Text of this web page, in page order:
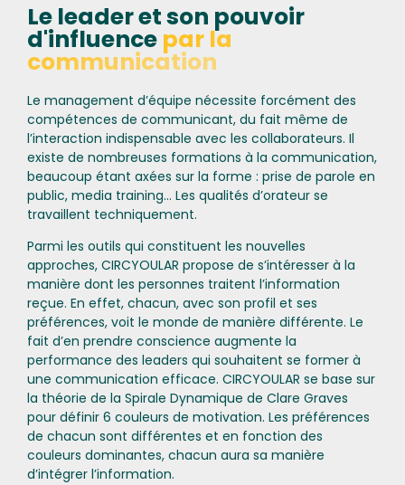
Le leader et son pouvoir
d'influence par la
communication
Le management d’équipe nécessite forcément des
compétences de communicant, du fait même de
l’interaction indispensable avec les collaborateurs. Il
existe de nombreuses formations à la communication,
beaucoup étant axées sur la forme : prise de parole en
public, media training… Les qualités d’orateur se
travaillent techniquement.
Parmi les outils qui constituent les nouvelles
approches, CIRCYOULAR propose de s’intéresser à la
manière dont les personnes traitent l’information
reçue. En effet, chacun, avec son profil et ses
préférences, voit le monde de manière différente. Le
fait d’en prendre conscience augmente la
performance des leaders qui souhaitent se former à
une communication efficace. CIRCYOULAR se base sur
la théorie de la Spirale Dynamique de Clare Graves
pour définir 6 couleurs de motivation. Les préférences
de chacun sont différentes et en fonction des
couleurs dominantes, chacun aura sa manière
d’intégrer l’information.